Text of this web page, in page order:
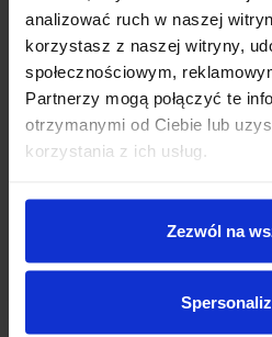
analizować ruch w naszej
korzystasz z naszej witryny,
społecznościowym,
Partnerzy mogą połączyć te
otrzymanymi od Ciebie lub
korzystania z ich usług.
Zezwól na
zaprojektowany z myślą o
stalowych patelniach oraz
obchodzić się ostrożnie, ale